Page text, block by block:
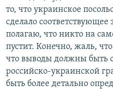
то, что украинское
сделало соответствующее
полагаю, что никто на
пустит. Конечно, жаль,
что выводы должны быть
российско-украинской
быть более детально